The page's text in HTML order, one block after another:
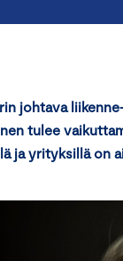
johtava
tulee
ja yrityksillä on